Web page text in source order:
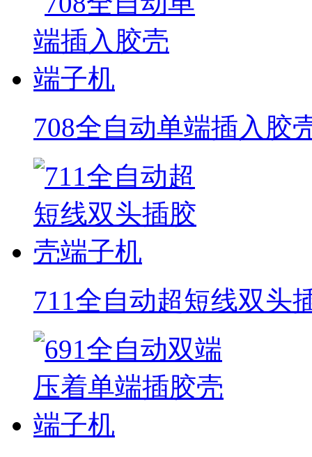
708全自动单端插入胶
711全自动超短线双头